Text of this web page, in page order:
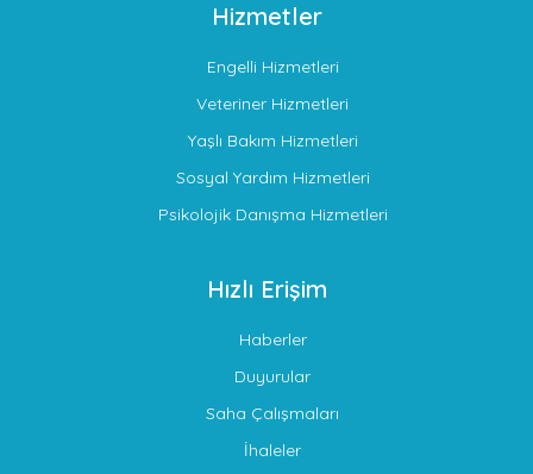
Hizmetler
Engelli Hizmetleri
Veteriner Hizmetleri
Yaşlı Bakım Hizmetleri
Sosyal Yardım Hizmetleri
Psikolojik Danışma Hizmetleri
Hızlı Erişim
Haberler
Duyurular
Saha Çalışmaları
İhaleler